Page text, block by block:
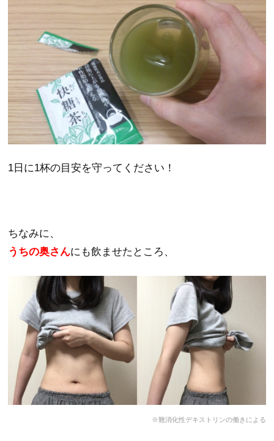
1日に1杯の目安を守ってください！
ちなみに、
うちの奥さんにも飲ませたところ、
※難消化性デキストリンの働きによる